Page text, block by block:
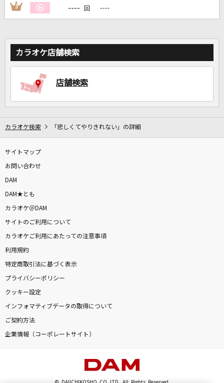
家族や友達と一緒に！練習にも！
3 ---- 回 ----
カラオケ店舗検索
店舗検索
カラオケ検索 「悲しくてやりきれない」の詳細
サイトマップ
お問い合わせ
DAM
DAM★とも
カラオケ＠DAM
サイトのご利用について
カラオケご利用にあたっての注意事項
利用規約
特定商取引法に基づく表示
プライバシーポリシー
クッキー設定
インフォマティブデータの取得について
ご契約方法
企業情報（コーポレートサイト）
© DAIICHIKOSHO CO.,LTD. All Rights Reserved.